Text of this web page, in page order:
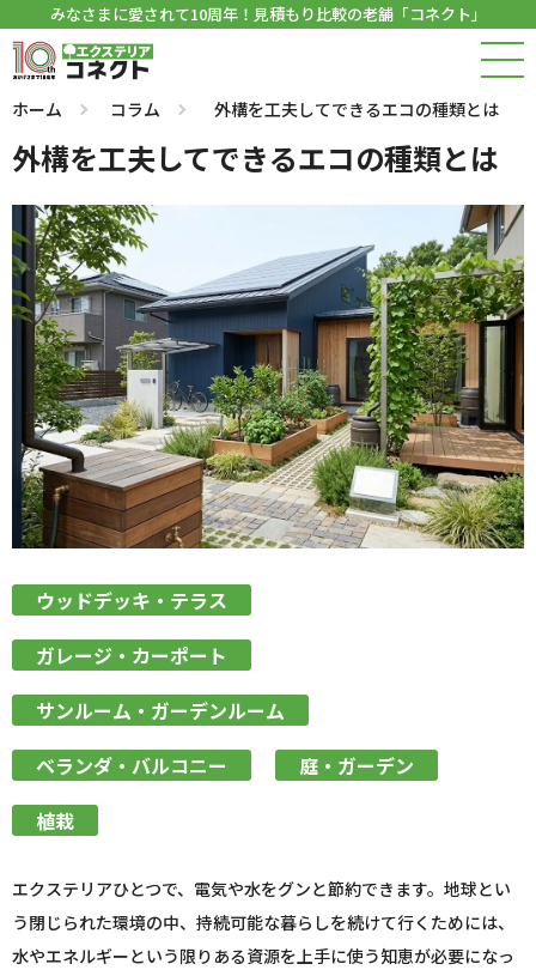
みなさまに愛されて10周年！見積もり比較の老舗「コネクト」
ホーム コラム 外構を工夫してできるエコの種類とは
外構を工夫してできるエコの種類とは
ウッドデッキ・テラス
ガレージ・カーポート
サンルーム・ガーデンルーム
ベランダ・バルコニー
庭・ガーデン
植栽
エクステリアひとつで、電気や水をグンと節約できます。地球とい
う閉じられた環境の中、持続可能な暮らしを続けて行くためには、
水やエネルギーという限りある資源を上手に使う知恵が必要になっ